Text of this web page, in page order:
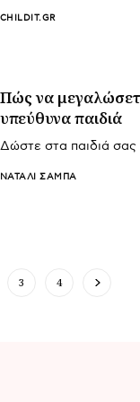
CHILDIT.GR
Πώς να
υπεύθυνα παιδιά
Δώστε στα παιδιά
ΝΑΤΑΛΊ ΣΑΜΠΆ
3 4